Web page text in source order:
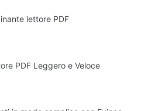
lettore PDF
PDF Leggero e Veloce